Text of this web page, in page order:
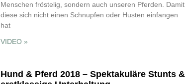
Menschen fröstelig, sondern auch unseren Pferden. Damit
diese sich nicht einen Schnupfen oder Husten einfangen
hat
VIDEO »
Hund & Pferd 2018 – Spektakuläre Stunts &